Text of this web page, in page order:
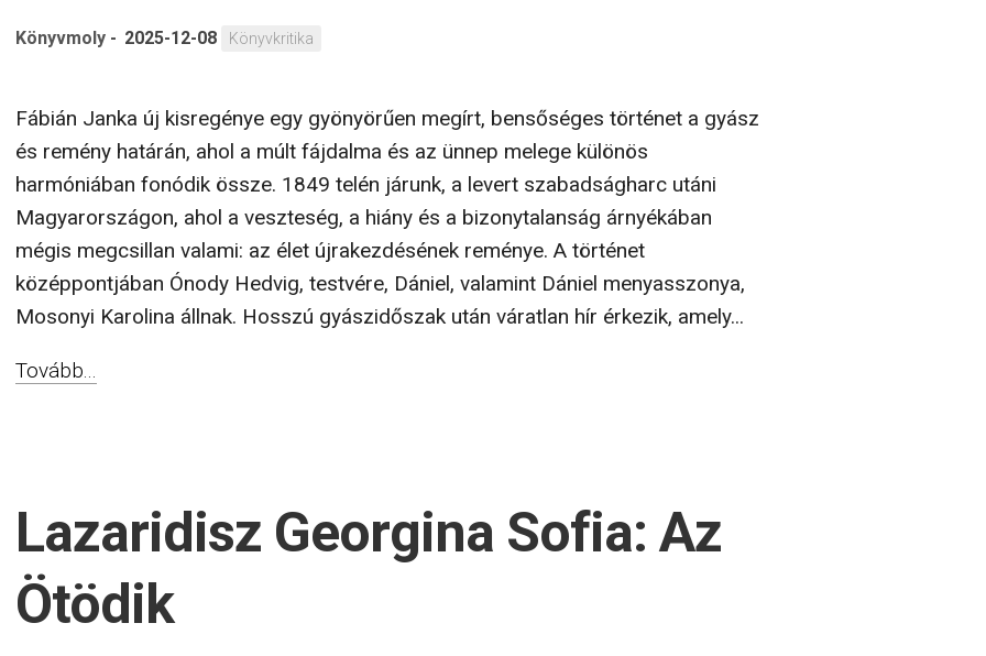
Könyvmoly - 2025-12-08 Könyvkritika
Fábián Janka új kisregénye egy gyönyörűen megírt, bensőséges történet a gyász
és remény határán, ahol a múlt fájdalma és az ünnep melege különös
harmóniában fonódik össze. 1849 telén járunk, a levert szabadságharc utáni
Magyarországon, ahol a veszteség, a hiány és a bizonytalanság árnyékában
mégis megcsillan valami: az élet újrakezdésének reménye. A történet
középpontjában Ónody Hedvig, testvére, Dániel, valamint Dániel menyasszonya,
Mosonyi Karolina állnak. Hosszú gyászidőszak után váratlan hír érkezik, amely...
Tovább...
Lazaridisz Georgina Sofia: Az
Ötödik